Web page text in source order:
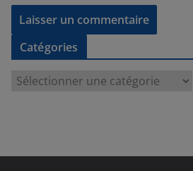
Catégories